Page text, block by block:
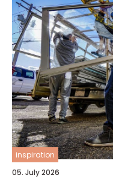
inspiration
05. July 2026